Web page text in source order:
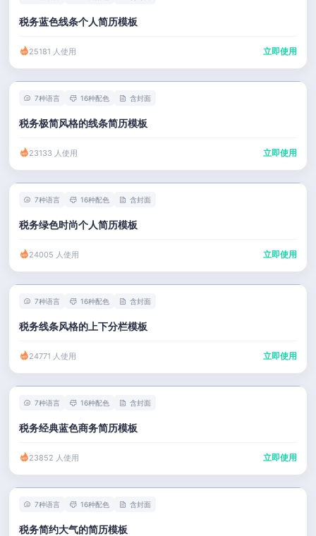
税务蓝色线条个人简历模板
25181 人使用 立即使用
7种语言 16种配色 含封面
税务极简风格的线条简历模板
23133 人使用 立即使用
7种语言 16种配色 含封面
税务绿色时尚个人简历模板
24005 人使用 立即使用
7种语言 16种配色 含封面
税务线条风格的上下分栏模板
24771 人使用 立即使用
7种语言 16种配色 含封面
税务经典蓝色商务简历模板
23852 人使用 立即使用
7种语言 16种配色 含封面
税务简约大气的简历模板